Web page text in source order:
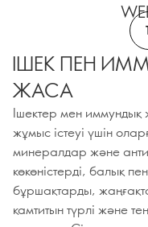
ІШЕК ПЕН
ЖАСА
Ішектер мен иммундық
жұмыс істеуі үшін
минералдар және
көкөністерді, балық
бұршақтарды,
қамтитын түрлі және